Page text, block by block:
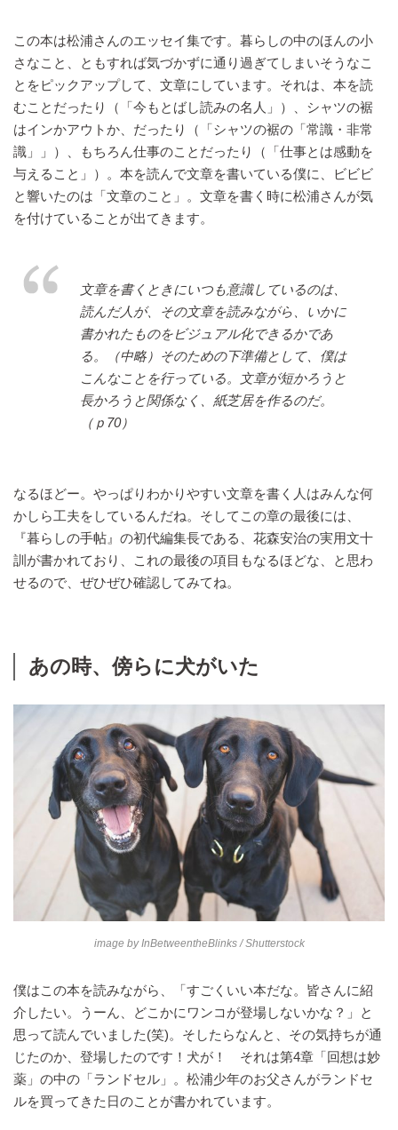
この本は松浦さんのエッセイ集です。暮らしの中のほんの小
さなこと、ともすれば気づかずに通り過ぎてしまいそうなこ
とをピックアップして、文章にしています。それは、本を読
むことだったり（「今もとばし読みの名人」）、シャツの裾
はインかアウトか、だったり（「シャツの裾の「常識・非常
識」」）、もちろん仕事のことだったり（「仕事とは感動を
与えること」）。本を読んで文章を書いている僕に、ビビビ
と響いたのは「文章のこと」。文章を書く時に松浦さんが気
を付けていることが出てきます。
文章を書くときにいつも意識しているのは、
読んだ人が、その文章を読みながら、いかに
書かれたものをビジュアル化できるかであ
る。（中略）そのための下準備として、僕は
こんなことを行っている。文章が短かろうと
長かろうと関係なく、紙芝居を作るのだ。
（ｐ70）
なるほどー。やっぱりわかりやすい文章を書く人はみんな何
かしら工夫をしているんだね。そしてこの章の最後には、
『暮らしの手帖』の初代編集長である、花森安治の実用文十
訓が書かれており、これの最後の項目もなるほどな、と思わ
せるので、ぜひぜひ確認してみてね。
あの時、傍らに犬がいた
image byInBetweentheBlinks/ Shutterstock
僕はこの本を読みながら、「すごくいい本だな。皆さんに紹
介したい。うーん、どこかにワンコが登場しないかな？」と
思って読んでいました(笑)。そしたらなんと、その気持ちが通
じたのか、登場したのです！犬が！ それは第4章「回想は妙
薬」の中の「ランドセル」。松浦少年のお父さんがランドセ
ルを買ってきた日のことが書かれています。